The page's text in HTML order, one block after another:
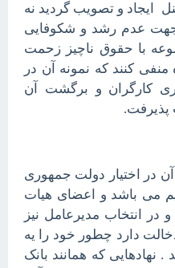
ایجاد و تصویب گردید نه
جهت عدم رشد و شکوفایی
با حقوق ناچیز زحمت
منفی کنند که نمونه آن در
کارگران و برگشت آن
در اختیار دولت جمهوری
می باشد و اعضای هیات
در انتخاب مدیرعامل نیز
دارد چطور خود را یه
نهادهایی که همانند بانک